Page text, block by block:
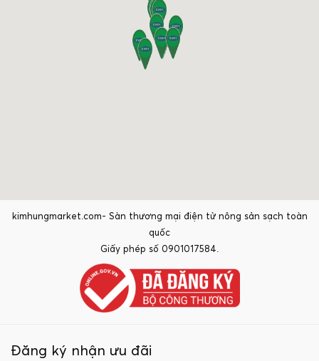
kimhungmarket.com- Sàn thương mại điện tử nông sản sạch toàn
quốc
Giấy phép số 0901017584.
Đăng ký nhận ưu đãi